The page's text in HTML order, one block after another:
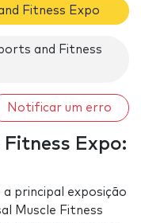
Fitness Expo
and Fitness
Notificar um erro
Expo:
principal exposição
Muscle Fitness